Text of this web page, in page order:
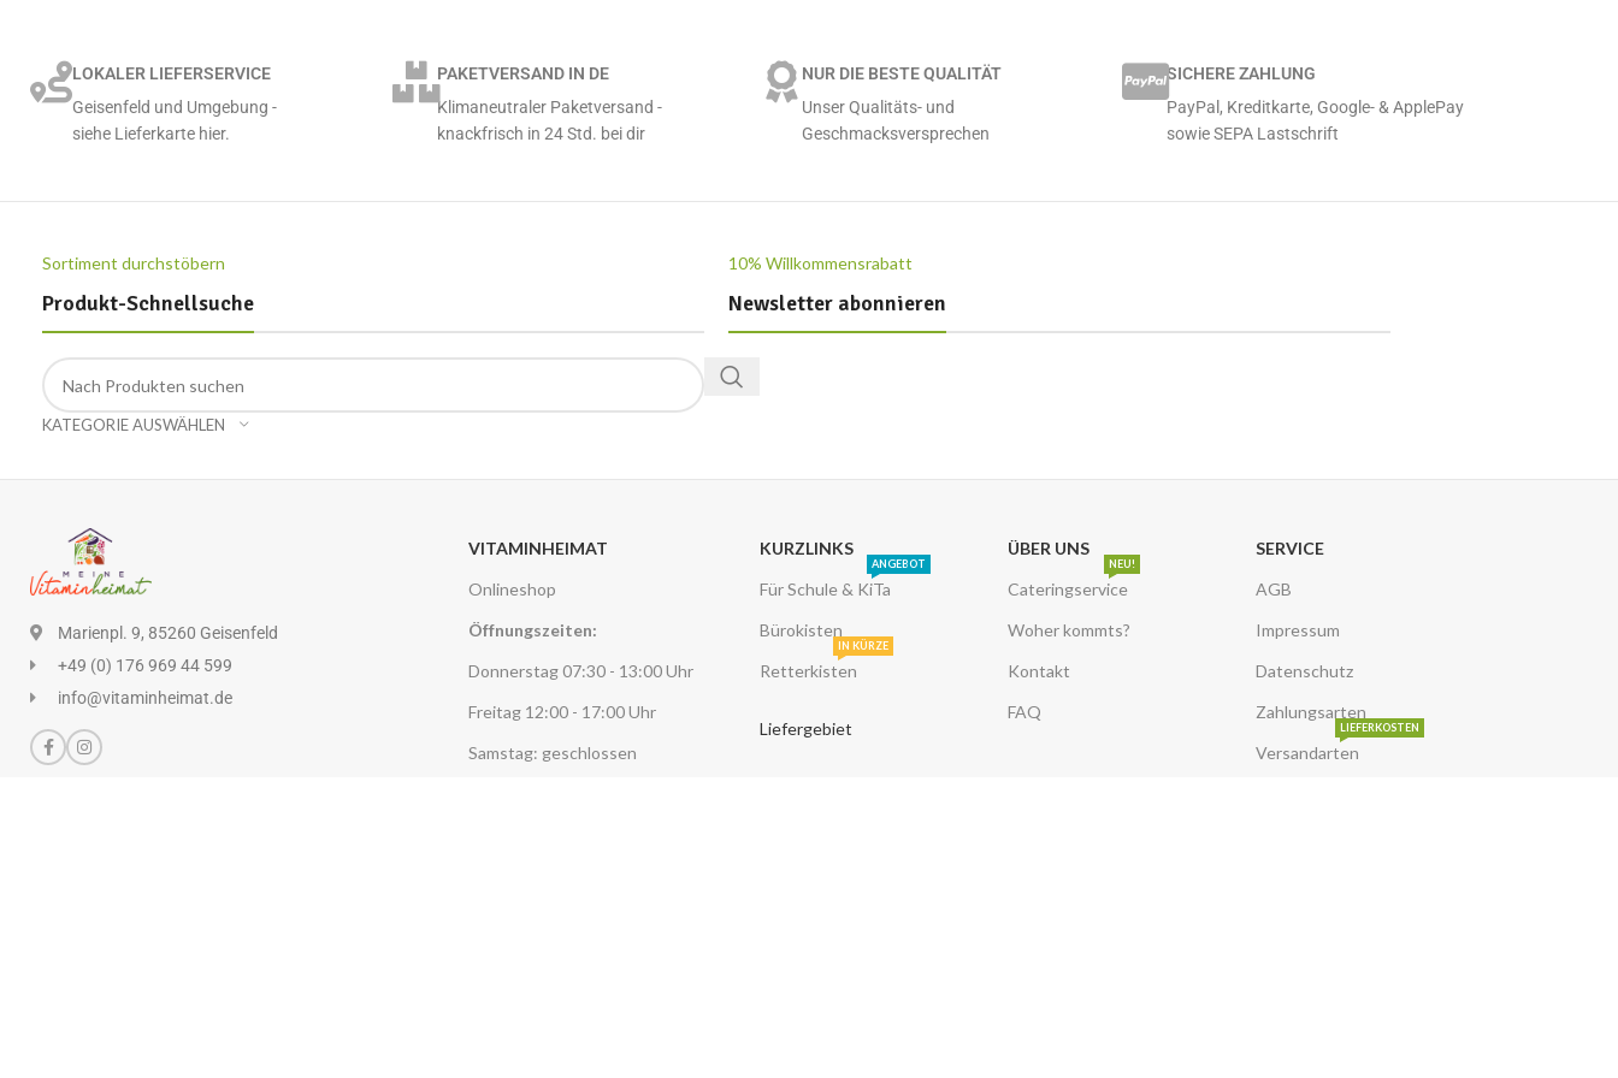
LOKALER LIEFERSERVICE
Geisenfeld und Umgebung -
siehe Lieferkarte hier.
PAKETVERSAND IN DE
Klimaneutraler Paketversand -
knackfrisch in 24 Std. bei dir
NUR DIE BESTE QUALITÄT
Unser Qualitäts- und
Geschmacksversprechen
SICHERE ZAHLUNG
PayPal, Kreditkarte, Google- & ApplePay
sowie SEPA Lastschrift
Sortiment durchstöbern
Produkt-Schnellsuche
KATEGORIE AUSWÄHLEN
10% Willkommensrabatt
Newsletter abonnieren
Marienpl. 9, 85260 Geisenfeld
+49 (0) 176 969 44 599
info@vitaminheimat.de
VITAMINHEIMAT
Onlineshop
Öffnungszeiten:
Donnerstag 07:30 - 13:00 Uhr
Freitag 12:00 - 17:00 Uhr
Samstag: geschlossen
KURZLINKS
Für Schule & KiTa
ANGEBOT
Bürokisten
Retterkisten
IN KÜRZE
Liefergebiet
ÜBER UNS
Cateringservice
NEU!
Woher kommts?
Kontakt
FAQ
SERVICE
AGB
Impressum
Datenschutz
Zahlungsarten
Versandarten
LIEFERKOSTEN